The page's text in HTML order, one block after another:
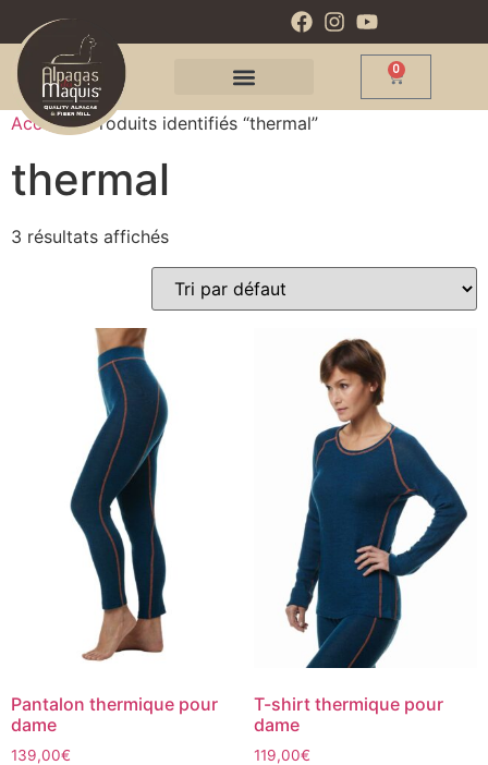
0
Accueil/ Produits identifiés “thermal”
thermal
3 résultats affichés
Pantalon thermique pour
dame
139,00€
T-shirt thermique pour
dame
119,00€